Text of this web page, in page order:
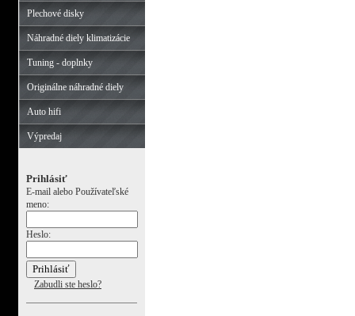
Plechové disky
Náhradné diely klimatizácie
Tuning - doplnky
Originálne náhradné diely
Auto hifi
Výpredaj
Prihlásiť
E-mail alebo Používateľské
meno:
Heslo:
Zabudli ste heslo?